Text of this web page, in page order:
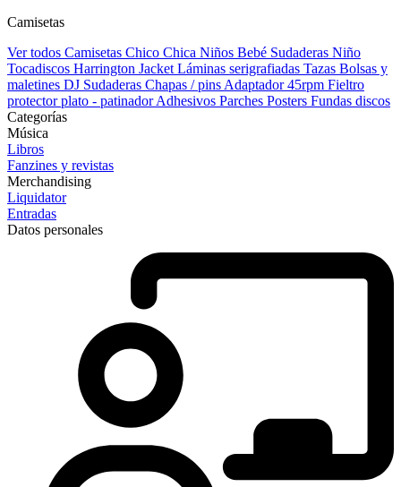
Camisetas
Ver todos Camisetas Chico Chica Niños Bebé Sudaderas Niño
Tocadiscos Harrington Jacket Láminas serigrafiadas Tazas Bolsas y
maletines DJ Sudaderas Chapas / pins Adaptador 45rpm Fieltro
protector plato - patinadorAdhesivos Parches Posters Fundas discos
Categorías
Música
Libros
Fanzines y revistas
Merchandising
Liquidator
Entradas
Datos personales